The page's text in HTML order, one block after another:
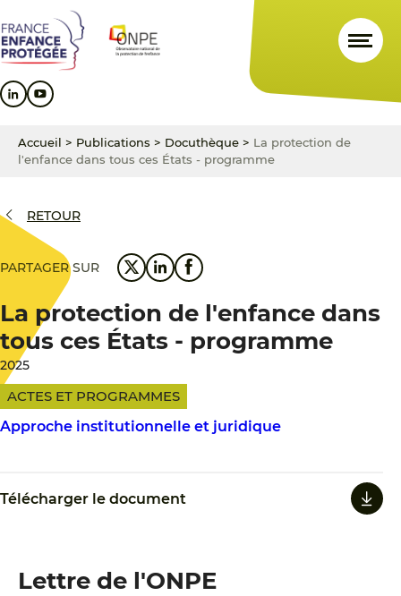
au
contenu
principal
au
menu
principal
au
pied
de
Accueil > Publications > Docuthèque > La protection de
l'enfance dans tous ces États - programme
RETOUR
PARTAGER SUR
La protection de l'enfance dans
tous ces États - programme
2025
ACTES ET PROGRAMMES
Approche institutionnelle et juridique
Télécharger le document
Lettre de l'ONPE